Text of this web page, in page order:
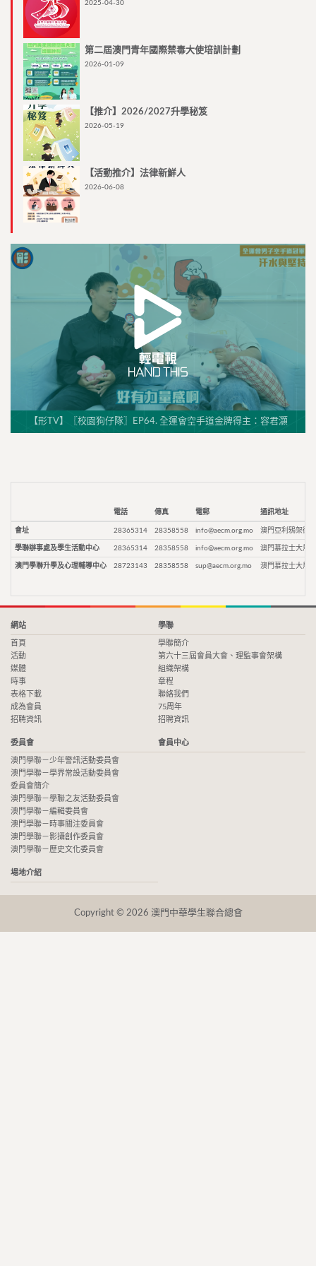
2025-04-30
第二屆澳門青年國際禁毒大使培訓計劃
2026-01-09
【推介】2026/2027升學秘笈
2026-05-19
【活動推介】法律新鮮人
2026-06-08
【形TV】〖校園狗仔隊〗EP64. 全運會空手道金牌得主：容君灝
電話 傳真 電郵 通訊地址
會址 28365314 28358558 info@aecm.org.mo 澳門亞利鴉架街9
學聯辦事處及學生活動中心 28365314 28358558 info@aecm.org.mo 澳門慕拉士大馬
澳門學聯升學及心理輔導中心 28723143 28358558 sup@aecm.org.mo 澳門慕拉士大馬
網站
首頁
活動
媒體
時事
表格下載
成為會員
招聘資訊
學聯
學聯簡介
第六十三屆會員大會、理監事會架構
組織架構
章程
聯絡我們
75周年
招聘資訊
委員會
澳門學聯－少年警訊活動委員會
澳門學聯－學界常設活動委員會
委員會簡介
澳門學聯－學聯之友活動委員會
澳門學聯－編輯委員會
澳門學聯－時事關注委員會
澳門學聯－影攝創作委員會
澳門學聯－歷史文化委員會
會員中心
場地介紹
Copyright © 2026 澳門中華學生聯合總會